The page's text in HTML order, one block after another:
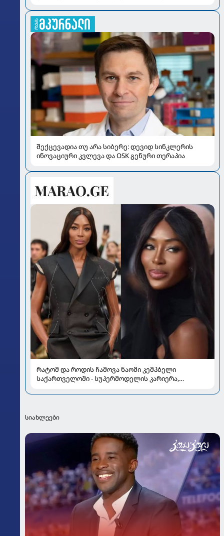
შექცევადია თუ არა სიბერე: დევიდ სინკლერის
ინოვაციური კვლევა და OSK გენური თერაპია
რატომ და როდის ჩამოვა ნაომი კემპბელი
საქართველოში - სუპერმოდელის კარიერა,
სიახლეები